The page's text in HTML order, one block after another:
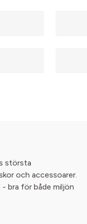
största
och accessoarer.
bra för både miljön